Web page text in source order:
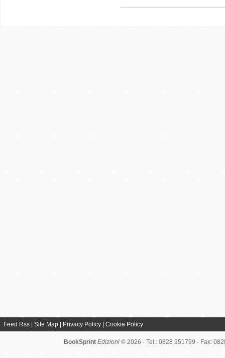
Feed Rss Site Map Privacy Policy Cookie Policy
BookSprint Edizioni © 2026 - Tel.: 0828 951799 - Fax: